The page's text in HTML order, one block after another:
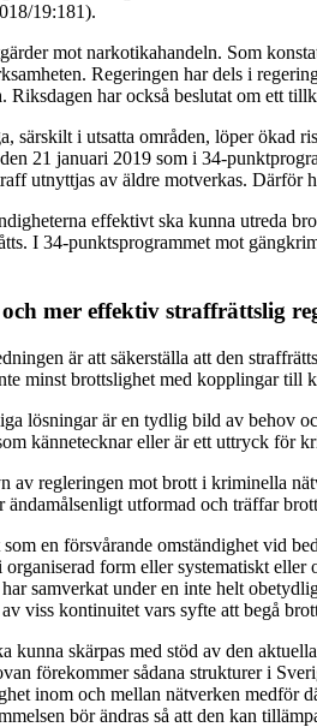
19:181).
mot narkotikahandeln. Som
Regeringen har dels i
Riksdagen har också beslutat om ett
särskilt i utsatta områden, löper ökad
21 januari 2019 som i 34-
utnyttjas av äldre motverkas. Därför
effektivt ska kunna utreda
I 34-punktsprogrammet mot
mer effektiv straffrättslig
är att säkerställa att den
minst brottslighet med kopplingar till
lösningar är en tydlig bild av behov
kännetecknar eller är ett uttryck för
av regleringen mot brott i kriminella
utformad och träffar
en försvårande omständighet vid
form eller systematiskt
samverkat under en inte helt
viss kontinuitet vars syfte att begå
kunna skärpas med stöd av den
förekommer sådana strukturer i
inom och mellan nätverken medför
bör ändras så att den kan